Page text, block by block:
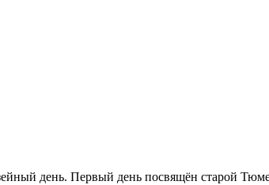
день. Первый день посвящён старой